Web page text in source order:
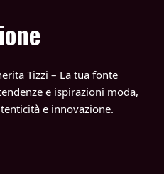
Tizzi – La tua fonte
e ispirazioni moda,
e innovazione.